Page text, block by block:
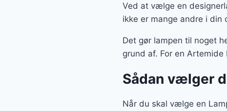
Ved at vælge en
ikke er mange andre i din
Det gør lampen til noget
grund af. For en
Sådan vælger
Når du skal vælge en